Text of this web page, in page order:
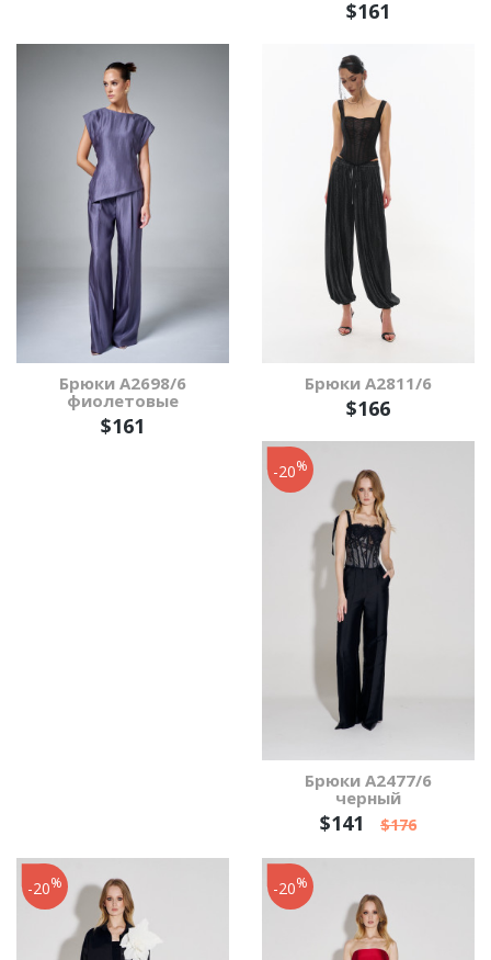
$161
Брюки А2698/6
фиолетовые
$161
Брюки А2811/6
$166
Брюки А2477/6
черный
$141 $176
-20%
-20% -20%